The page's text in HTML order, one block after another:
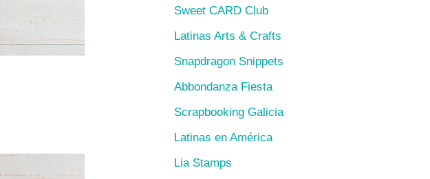
Sweet CARD Club
Latinas Arts & Crafts
Snapdragon Snippets
Abbondanza Fiesta
Scrapbooking Galicia
Latinas en América
Lia Stamps